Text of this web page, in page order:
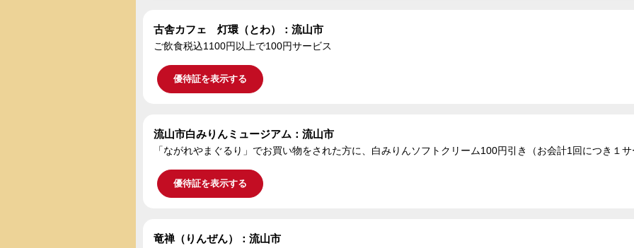
古舎カフェ 灯環（とわ）：流山市
ご飲食税込1100円以上で100円サービス
優待証を表示する
流山市白みりんミュージアム：流山市
「ながれやまぐるり」でお買い物をされた方に、白みりんソフトクリーム100円引き（お会計1回につき１
優待証を表示する
竜禅（りんぜん）：流山市